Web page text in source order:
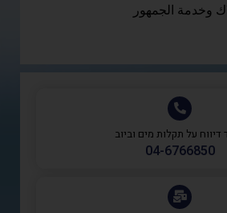
דיווח על תקלות מים וביוב
‎04-6766850
وخدمة الجمهور